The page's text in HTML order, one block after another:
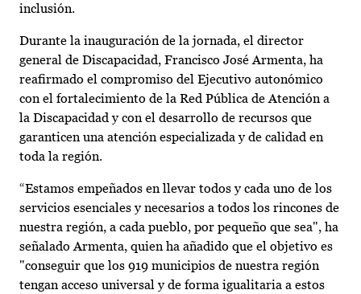
inclusión.
Durante la inauguración de la jornada, el director
general de Discapacidad, Francisco José Armenta, ha
reafirmado el compromiso del Ejecutivo autonómico
con el fortalecimiento de la Red Pública de Atención a
la Discapacidad y con el desarrollo de recursos que
garanticen una atención especializada y de calidad en
toda la región.
“Estamos empeñados en llevar todos y cada uno de los
servicios esenciales y necesarios a todos los rincones de
nuestra región, a cada pueblo, por pequeño que sea", ha
señalado Armenta, quien ha añadido que el objetivo es
"conseguir que los 919 municipios de nuestra región
tengan acceso universal y de forma igualitaria a estos